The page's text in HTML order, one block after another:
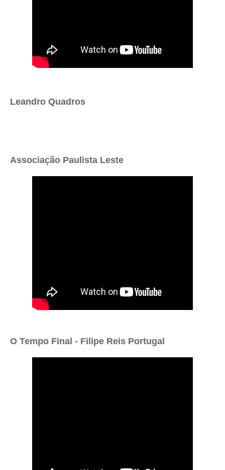
Leandro Quadros
Associação Paulista Leste
O Tempo Final - Filipe Reis Portugal